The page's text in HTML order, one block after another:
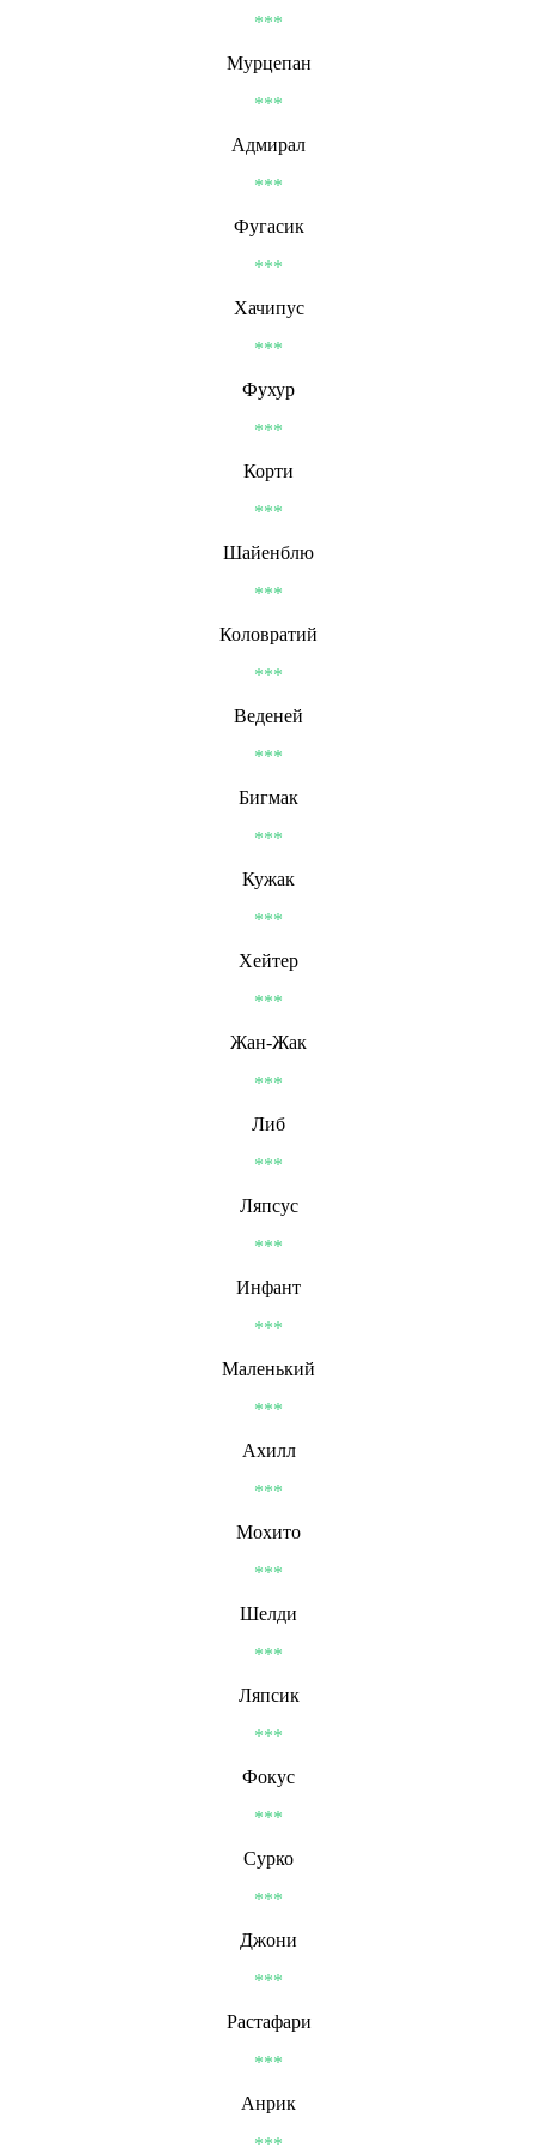
***
Мурцепан
***
Адмирал
***
Фугасик
***
Хачипус
***
Фухур
***
Корти
***
Шайенблю
***
Коловратий
***
Веденей
***
Бигмак
***
Кужак
***
Хейтер
***
Жан-Жак
***
Либ
***
Ляпсус
***
Инфант
***
Маленький
***
Ахилл
***
Мохито
***
Шелди
***
Ляпсик
***
Фокус
***
Сурко
***
Джони
***
Растафари
***
Анрик